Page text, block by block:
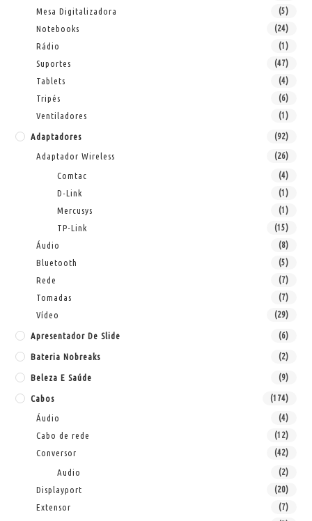
Mesa Digitalizadora (5)
Notebooks (24)
Rádio (1)
Suportes (47)
Tablets (4)
Tripés (6)
Ventiladores (1)
Adaptadores (92)
Adaptador Wireless (26)
Comtac (4)
D-Link (1)
Mercusys (1)
TP-Link (15)
Áudio (8)
Bluetooth (5)
Rede (7)
Tomadas (7)
Vídeo (29)
Apresentador De Slide (6)
Bateria Nobreaks (2)
Beleza E Saúde (9)
Cabos (174)
Áudio (4)
Cabo de rede (12)
Conversor (42)
Audio (2)
Displayport (20)
Extensor (7)